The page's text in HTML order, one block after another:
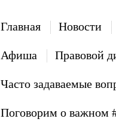
Главная Новости
Афиша Правовой
Часто задаваемые
Поговорим о важном